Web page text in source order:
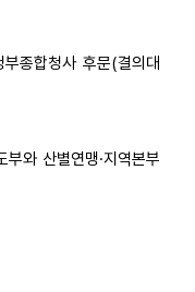
종합청사 후문(결의대
와 산별연맹·지역본부